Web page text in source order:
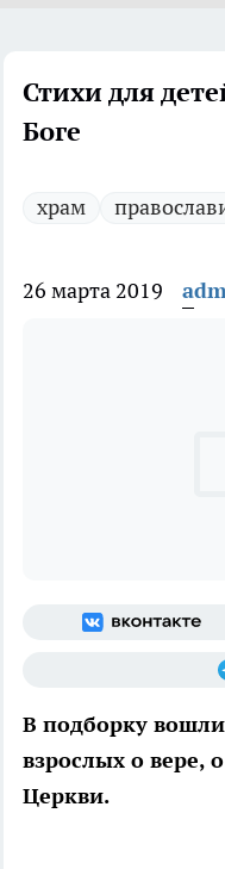
Стихи для
Боге
храм
26 марта 2019
В подборку
взрослых о вере,
Церкви.